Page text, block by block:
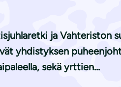
ja Vahteriston
yhdistyksen
sekä yrttien…